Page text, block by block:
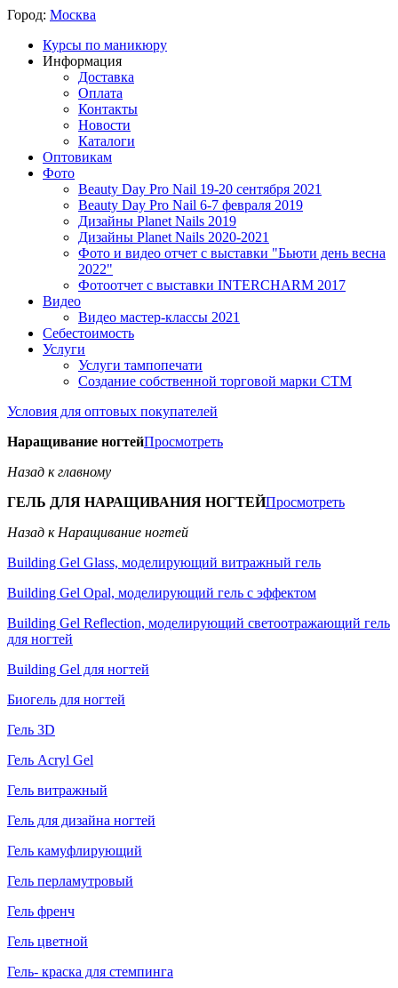
Город: Москва
Курсы по маникюру
Информация
Доставка
Оплата
Контакты
Новости
Каталоги
Оптовикам
Фото
Beauty Day Pro Nail 19-20 сентября 2021
Beauty Day Pro Nail 6-7 февраля 2019
Дизайны Planet Nails 2019
Дизайны Planet Nails 2020-2021
Фото и видео отчет с выставки "Бьюти день весна
2022"
Фотоотчет с выставки INTERCHARM 2017
Видео
Видео мастер-классы 2021
Себестоимость
Услуги
Услуги тампопечати
Создание собственной торговой марки СТМ
Условия для оптовых покупателей
Наращивание ногтейПросмотреть
Назад к главному
ГЕЛЬ ДЛЯ НАРАЩИВАНИЯ НОГТЕЙПросмотреть
Назад к Наращивание ногтей
Building Gel Glass, моделирующий витражный гель
Building Gel Opal, моделирующий гель с эффектом
Building Gel Reflection, моделирующий светоотражающий гель
для ногтей
Building Gel для ногтей
Биогель для ногтей
Гель 3D
Гель Acryl Gel
Гель витражный
Гель для дизайна ногтей
Гель камуфлирующий
Гель перламутровый
Гель френч
Гель цветной
Гель- краска для стемпинга